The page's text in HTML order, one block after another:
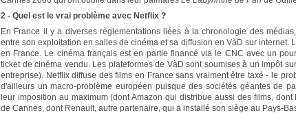
2 - Quel est le vrai problème avec Netflix ?
En France il y a diverses règlementations liées à la chronologie des
entre son exploitation en salles de cinéma et sa diffusion en VàD sur internet.
en France. Le cinéma français est en partie financé via le CNC avec un
ticket de cinéma vendu. Les plateformes de VàD sont soumises à un impôt
entreprise). Netflix diffuse des films en France sans vraiment être taxé - le
d'ailleurs un macro-problème européen puisque des sociétés géantes de
leur imposition au maximum (dont Amazon qui distribue aussi des films, dont
de Cannes, dont Renault, autre partenaire, qui a installé son siège au Pays-